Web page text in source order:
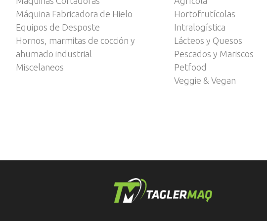
Máquina Fabricadora de Hielo
Equipos de Desposte
Hornos, marmitas de cocción y
ahumado industrial
Miscelaneos
Hortofrutícolas
Intralogística
Lácteos y Quesos
Pescados y Mariscos
Petfood
Veggie & Vegan